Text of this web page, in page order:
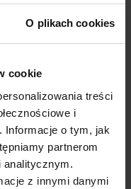
O plikach cookies
cookie
treści
i
Informacje o tym, jak
partnerom
analitycznym.
z innymi danymi